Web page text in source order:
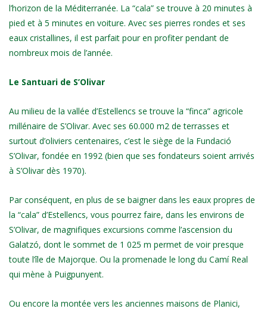
l’horizon de la Méditerranée. La “cala” se trouve à 20 minutes à
pied et à 5 minutes en voiture. Avec ses pierres rondes et ses
eaux cristallines, il est parfait pour en profiter pendant de
nombreux mois de l’année.
Le Santuari de S’Olivar
Au milieu de la vallée d’Estellencs se trouve la “finca” agricole
millénaire de S’Olivar. Avec ses 60.000 m2 de terrasses et
surtout d’oliviers centenaires, c’est le siège de la Fundació
S’Olivar, fondée en 1992 (bien que ses fondateurs soient arrivés
à S’Olivar dès 1970).
Par conséquent, en plus de se baigner dans les eaux propres de
la “cala” d’Estellencs, vous pourrez faire, dans les environs de
S’Olivar, de magnifiques excursions comme l’ascension du
Galatzó, dont le sommet de 1 025 m permet de voir presque
toute l’île de Majorque. Ou la promenade le long du Camí Real
qui mène à Puigpunyent.
Ou encore la montée vers les anciennes maisons de Planici,